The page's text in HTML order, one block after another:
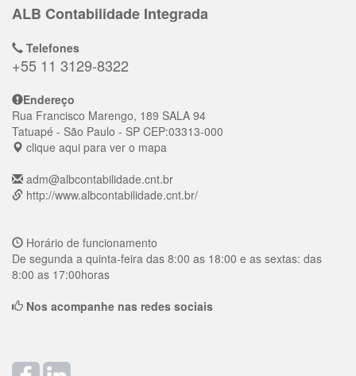
ALB Contabilidade Integrada
Telefones
+55 11 3129-8322
Endereço
Rua Francisco Marengo, 189 SALA 94
Tatuapé - São Paulo - SP CEP:03313-000
clique aqui para ver o mapa
adm@albcontabilidade.cnt.br
http://www.albcontabilidade.cnt.br/
Horário de funcionamento
De segunda a quinta-feira das 8:00 as 18:00 e as sextas: das
8:00 as 17:00horas
Nos acompanhe nas redes sociais